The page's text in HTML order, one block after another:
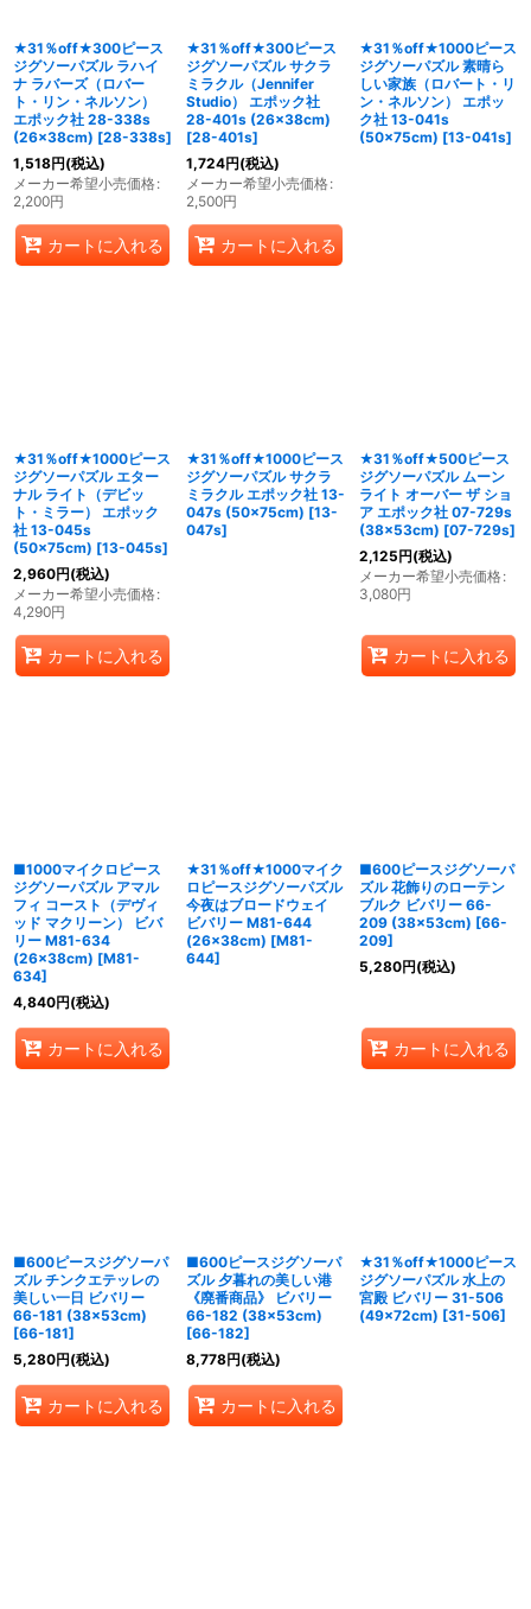
★31％off★300ピース
ジグソーパズル ラハイ
ナ ラバーズ（ロバー
ト・リン・ネルソン）
エポック社 28-338s
(26×38cm) [28-338s]
1,518円(税込)
メーカー希望小売価格:
2,200円
カートに入れる
★31％off★300ピース
ジグソーパズル サクラ
ミラクル（Jennifer
Studio） エポック社
28-401s (26×38cm)
[28-401s]
1,724円(税込)
メーカー希望小売価格:
2,500円
カートに入れる
★31％off★1000ピース
ジグソーパズル 素晴ら
しい家族（ロバート・リ
ン・ネルソン） エポッ
ク社 13-041s
(50×75cm) [13-041s]
★31％off★1000ピース
ジグソーパズル エター
ナル ライト（デビッ
ト・ミラー） エポック
社 13-045s
(50×75cm) [13-045s]
2,960円(税込)
メーカー希望小売価格:
4,290円
カートに入れる
★31％off★1000ピース
ジグソーパズル サクラ
ミラクル エポック社 13-
047s (50×75cm) [13-
047s]
★31％off★500ピース
ジグソーパズル ムーン
ライト オーバー ザ ショ
ア エポック社 07-729s
(38×53cm) [07-729s]
2,125円(税込)
メーカー希望小売価格:
3,080円
カートに入れる
■1000マイクロピース
ジグソーパズル アマル
フィ コースト（デヴィ
ッド マクリーン） ビバ
リー M81-634
(26×38cm) [M81-
634]
4,840円(税込)
カートに入れる
★31％off★1000マイク
ロピースジグソーパズル
今夜はブロードウェイ
ビバリー M81-644
(26×38cm) [M81-
644]
■600ピースジグソーパ
ズル 花飾りのローテン
ブルク ビバリー 66-
209 (38×53cm) [66-
209]
5,280円(税込)
カートに入れる
■600ピースジグソーパ
ズル チンクエテッレの
美しい一日 ビバリー
66-181 (38×53cm)
[66-181]
5,280円(税込)
カートに入れる
■600ピースジグソーパ
ズル 夕暮れの美しい港
《廃番商品》 ビバリー
66-182 (38×53cm)
[66-182]
8,778円(税込)
カートに入れる
★31％off★1000ピース
ジグソーパズル 水上の
宮殿 ビバリー 31-506
(49×72cm) [31-506]